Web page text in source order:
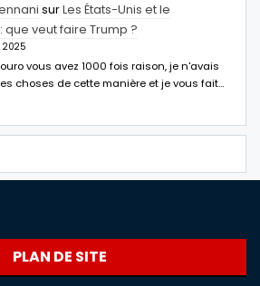
surLes États-Unis et le
que veut faire Trump ?
2025
vous avez 1000 fois raison, je n'avais
choses de cette manière et je vous fait…
PLAN DE SITE